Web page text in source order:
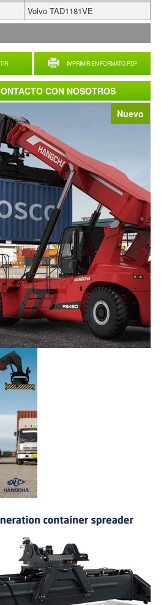
Nuevo
IMPRIMIR EN FORMATO PDF
Volvo TAD1181VE
CON NOSOTROS